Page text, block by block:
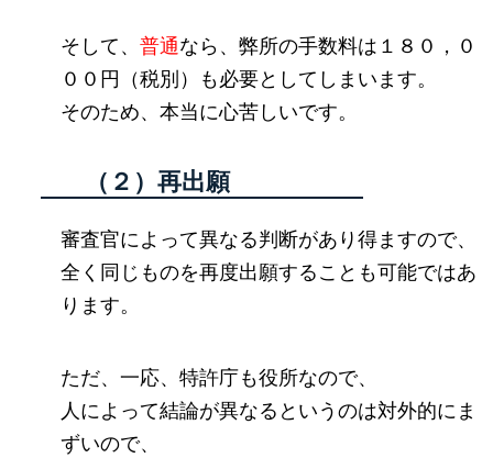
そして、 普通なら、弊所の手数料は１８０，０
００円（税別）も必要としてしまいます。
そのため、本当に心苦しいです。
（２）再出願
審査官によって異なる判断があり得ますので、
全く同じものを再度出願することも可能ではあ
ります。
ただ、一応、特許庁も役所なので、
人によって結論が異なるというのは対外的にま
ずいので、